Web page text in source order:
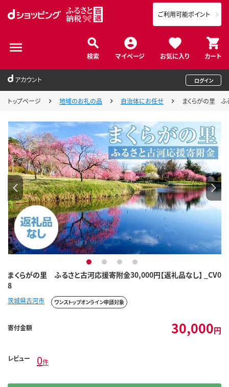
検索 マイページ お気に入り カート
ご利用可能ポイント
アカウント ログイン
トップページ 地域のお礼の品 自治体にお任せ まくらがの里 ふ
まくらがの里 ふるさと古河応援寄附金30,000円【返礼品なし】 _CV0
8
1 2 3 4
茨城県古河市 ワンストップオンライン申請対象
寄付金額 30,000円
レビュー 0件